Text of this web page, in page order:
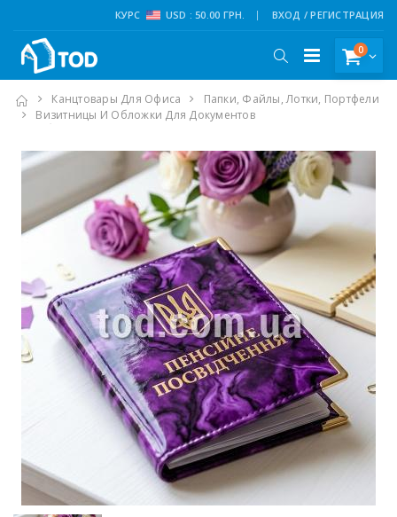
КУРС USD : 50.00 ГРН. ВХОД / РЕГИСТРАЦИЯ
0
Канцтовары Для Офиса
Папки, Файлы, Лотки, Портфели
Визитницы И Обложки Для Документов